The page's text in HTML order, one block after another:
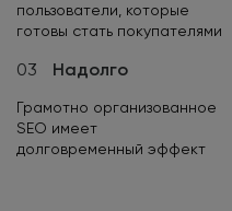
пользователи, которые
готовы стать покупателями
03 Надолго
Грамотно организованное
SEO имеет
долговременный эффект